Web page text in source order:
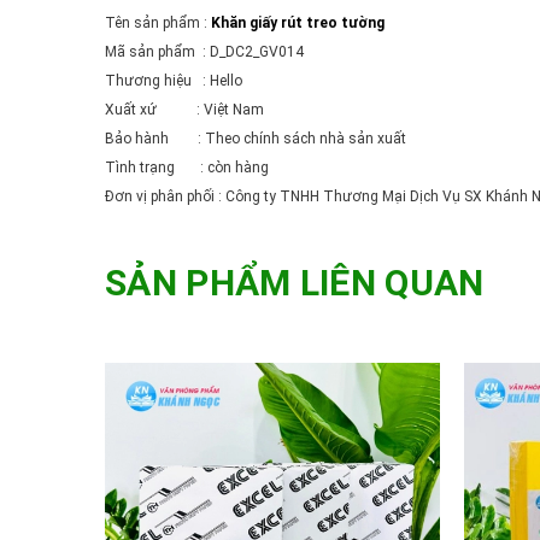
Tên sản phẩm : Khăn giấy rút treo tường
Mã sản phẩm : D_DC2_GV014
Thương hiệu : Hello
Xuất xứ : Việt Nam
Bảo hành : Theo chính sách nhà sản xuất
Tình trạng : còn hàng
Đơn vị phân phối : Công ty TNHH Thương Mại Dịch Vụ SX Khánh
SẢN PHẨM LIÊN QUAN